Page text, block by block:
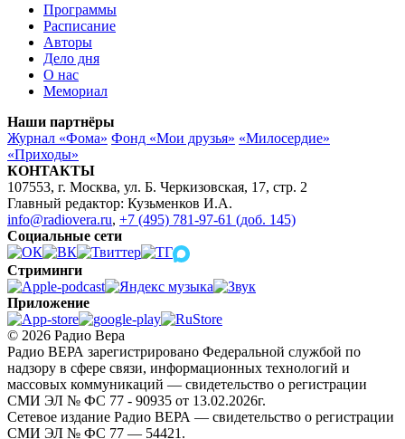
Программы
Расписание
Авторы
Дело дня
О нас
Мемориал
Наши партнёры
Журнал «Фома» Фонд «Мои друзья» «Милосердие»
«Приходы»
КОНТАКТЫ
107553, г. Москва, ул. Б. Черкизовская, 17, стр. 2
Главный редактор: Кузьменков И.А.
info@radiovera.ru, +7 (495) 781-97-61 (доб. 145)
Социальные сети
Стриминги
Приложение
© 2026 Радио Вера
Радио ВЕРА зарегистрировано Федеральной службой по
надзору в сфере связи, информационных технологий и
массовых коммуникаций — свидетельство о регистрации
СМИ ЭЛ № ФС 77 - 90935 от 13.02.2026г.
Сетевое издание Радио ВЕРА — свидетельство о регистрации
СМИ ЭЛ № ФС 77 — 54421.